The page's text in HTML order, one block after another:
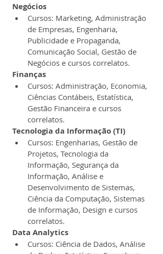
Negócios
Cursos: Marketing, Administração
de Empresas, Engenharia,
Publicidade e Propaganda,
Comunicação Social, Gestão de
Negócios e cursos correlatos.
Finanças
Cursos: Administração, Economia,
Ciências Contábeis, Estatística,
Gestão Financeira e cursos
correlatos.
Tecnologia da Informação (TI)
Cursos: Engenharias, Gestão de
Projetos, Tecnologia da
Informação, Segurança da
Informação, Análise e
Desenvolvimento de Sistemas,
Ciência da Computação, Sistemas
de Informação, Design e cursos
correlatos.
Data Analytics
Cursos: Ciência de Dados, Análise